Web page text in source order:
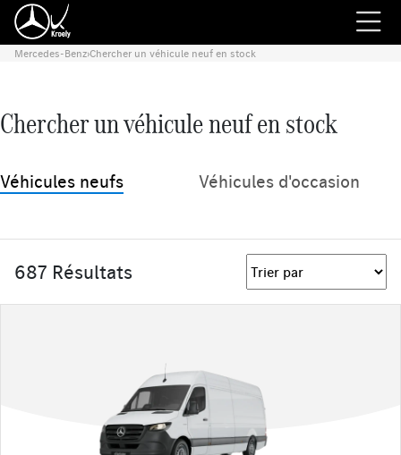
Mercedes-Benz›Chercher un véhicule neuf en stock
Chercher un véhicule neuf en stock
Véhicules neufs Véhicules d'occasion
687 Résultats